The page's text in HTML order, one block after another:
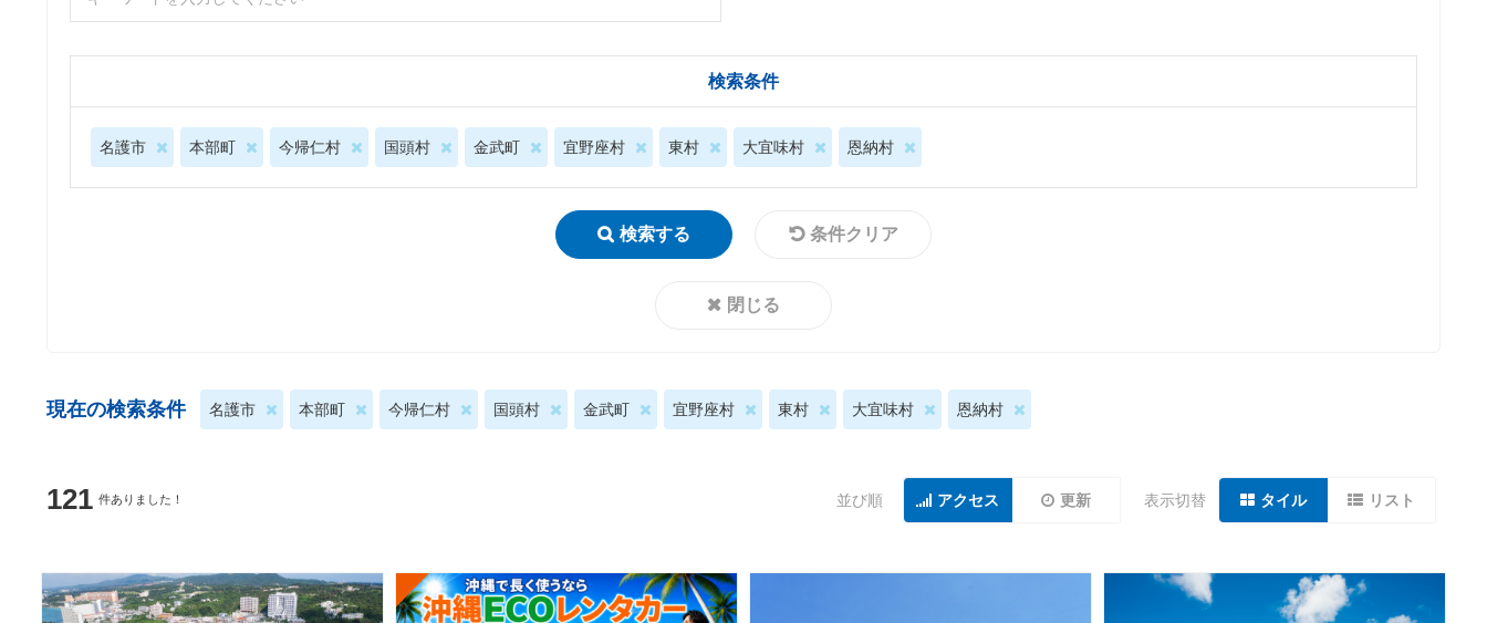
検索条件
名護市 本部町 今帰仁村 国頭村 金武町 宜野座村 東村 大宜味村 恩納村
検索する 条件クリア
閉じる
現在の検索条件 名護市 本部町 今帰仁村 国頭村 金武町 宜野座村 東村 大宜味村 恩納村
121 件ありました！ 並び順 アクセス 更新 表示切替 タイル リスト